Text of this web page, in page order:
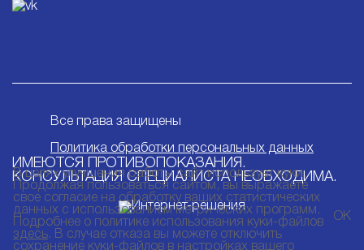
Все права защищены
Политика обработки персональных данных
ИМЕЮТСЯ ПРОТИВОПОКАЗАНИЯ.
КОНСУЛЬТАЦИЯ СПЕЦИАЛИСТА НЕОБХОДИМА.
В целях улучшения работы сайт использует куки.
Продолжая пользоваться сайтом, вы выражаете
свое согласие на обработку ваших статистических
данных с использованием метрических программ.
Подробнее о политике использования куки-файлов
здесь. В случае отказа вы можете отключить
сохранение куки-файлов в настройках вашего
ОК